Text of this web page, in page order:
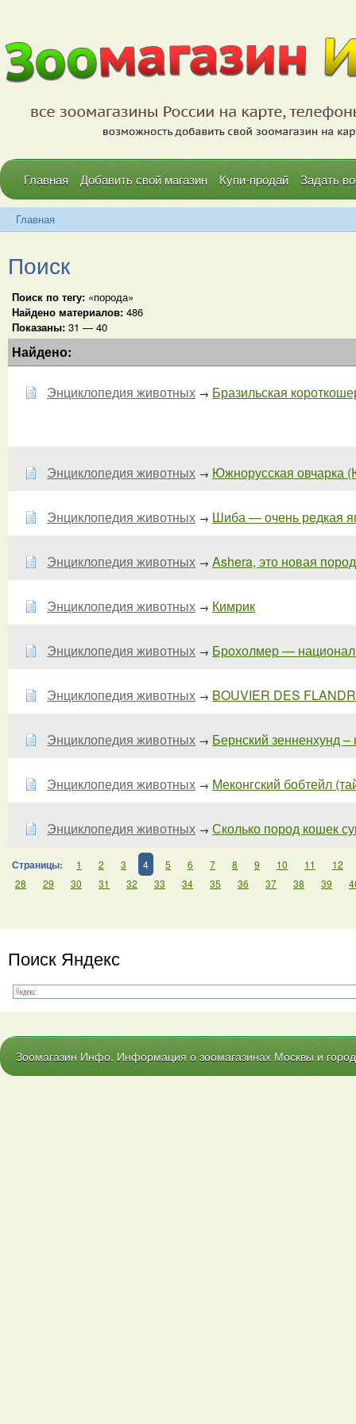
Главная Добавить свой магазин Купи-продай Задать
Главная
Поиск
Поиск по тегу: «порода»
Найдено материалов: 486
Показаны: 31 — 40
Найдено:
Энциклопедия животных → Бразильская
Энциклопедия животных → Южнорусская овчарка
Энциклопедия животных → Шиба — очень редкая
Энциклопедия животных → Ashera, это новая
Энциклопедия животных → Кимрик
Энциклопедия животных → Брохолмер —
Энциклопедия животных → BOUVIER DES
Энциклопедия животных → Бернский зенненхунд –
Энциклопедия животных → Меконгский бобтейл
Энциклопедия животных → Сколько пород кошек
Страницы: 1 2 3 4 5 6 7 8 9 10 11
12
28
29 30 31 32 33 34 35 36 37 38 39
Поиск Яндекс
Зоомагазин Инфо. Информация о зоомагазинах Москвы и